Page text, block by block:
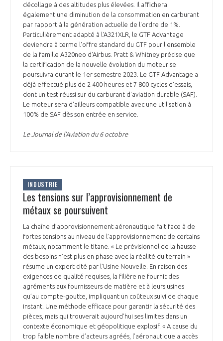
décollage à des altitudes plus élevées. Il affichera
également une diminution de la consommation en carburant
par rapport à la génération actuelle de l'ordre de 1%.
Particulièrement adapté à l'A321XLR, le GTF Advantage
deviendra à terme l'offre standard du GTF pour l'ensemble
de la famille A320neo d'Airbus. Pratt & Whitney précise que
la certification de la nouvelle évolution du moteur se
poursuivra durant le 1er semestre 2023. Le GTF Advantage a
déjà effectué plus de 2 400 heures et 7 800 cycles d'essais,
dont un test réussi sur du carburant d'aviation durable (SAF).
Le moteur sera d'ailleurs compatible avec une utilisation à
100% de SAF dès son entrée en service.
Le Journal de l’Aviation du 6 octobre
INDUSTRIE
Les tensions sur l’approvisionnement de
métaux se poursuivent
La chaîne d’approvisionnement aéronautique fait face à de
fortes tensions au niveau de l’approvisionnement de certains
métaux, notamment le titane. « Le prévisionnel de la hausse
des besoins n’est plus en phase avec la réalité du terrain »
résume un expert cité par l’Usine Nouvelle. En raison des
exigences de qualité requises, la filière ne fournit des
agréments aux fournisseurs de matière et à leurs usines
qu’au compte-goutte, impliquant un coûteux suivi de chaque
instant. Une méthode efficace pour garantir la sécurité des
pièces, mais qui trouverait aujourd’hui ses limites dans un
contexte économique et géopolitique explosif. « A cause du
trop faible nombre d’acteurs agréés, l’aéronautique a accès